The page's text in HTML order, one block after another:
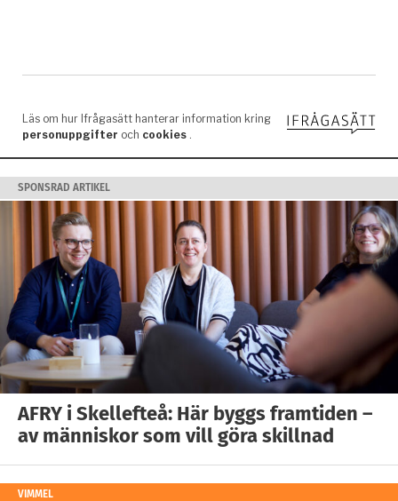
SPONSRAD ARTIKEL
AFRY i Skellefteå: Här byggs framtiden –
av människor som vill göra skillnad
VIMMEL